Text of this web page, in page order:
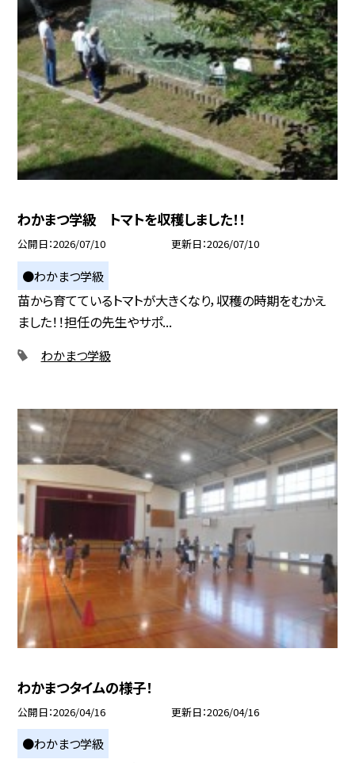
わかまつ学級 トマトを収穫しました！！
公開日 2026/07/10 更新日 2026/07/10
●わかまつ学級
苗から育てているトマトが大きくなり，収穫の時期をむかえ
ました！！担任の先生やサポ...
わかまつ学級
わかまつタイムの様子！
公開日 2026/04/16 更新日 2026/04/16
●わかまつ学級